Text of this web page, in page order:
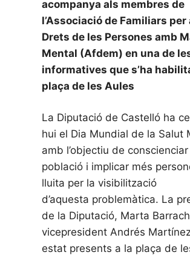
acompanya als membres de
l’Associació de Familiars per
Drets de les Persones amb
Mental (Afdem) en una de
informatives que s’ha
plaça de les Aules
La Diputació de Castelló ha
hui el Dia Mundial de la Salut
amb l’objectiu de conscienciar
població i implicar més
lluita per la visibilització
d’aquesta problemàtica. La
de la Diputació, Marta
vicepresident Andrés
estat presents a la plaça de